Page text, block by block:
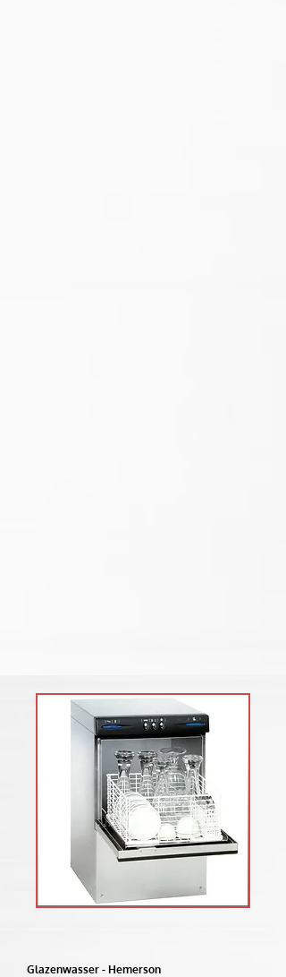
Glazenwasser - Hemerson